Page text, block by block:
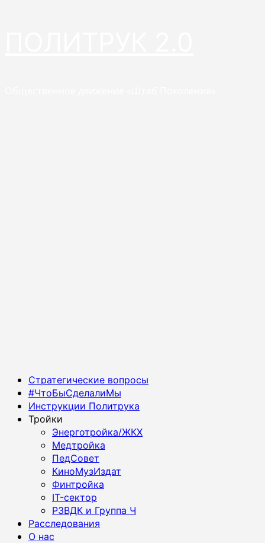
Основное
меню
Стратегические вопросы
#ЧтоБыСделалиМы
Инструкции Политрука
Тройки
Энерготройка/ЖКХ
Медтройка
ПедСовет
КиноМузИздат
Финтройка
IT-сектор
РЗВДК и Группа Ч
Расследования
О нас